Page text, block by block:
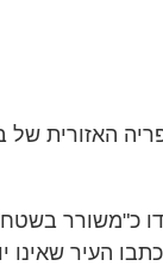
האזורית
כ"משורר
העיר שאינו